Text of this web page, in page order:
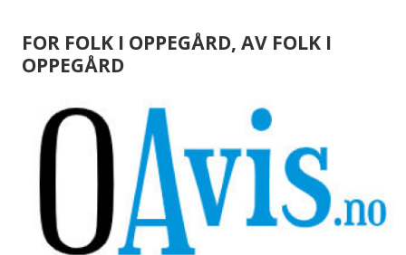
FOR FOLK I OPPEGÅRD, AV FOLK I
OPPEGÅRD